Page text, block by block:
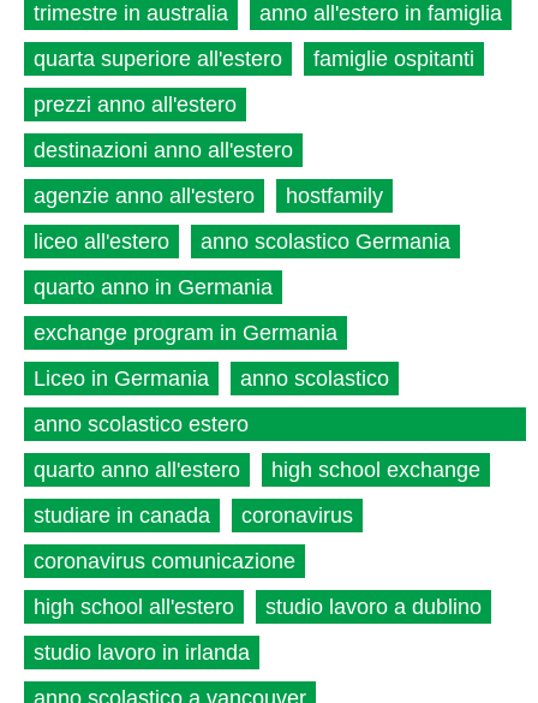
trimestre in australia
anno all'estero in famiglia
quarta superiore all'estero
famiglie ospitanti
prezzi anno all'estero
destinazioni anno all'estero
agenzie anno all'estero
hostfamily
liceo all'estero
anno scolastico Germania
quarto anno in Germania
exchange program in Germania
Liceo in Germania
anno scolastico
anno scolastico estero
quarto anno all'estero
high school exchange
studiare in canada
coronavirus
coronavirus comunicazione
high school all'estero
studio lavoro a dublino
studio lavoro in irlanda